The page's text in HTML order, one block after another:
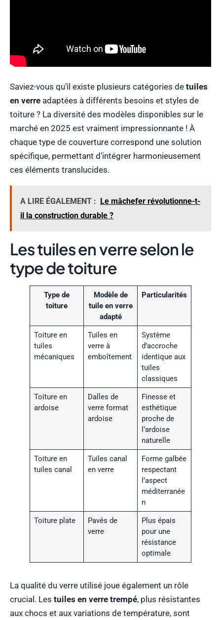
Saviez-vous qu’il existe plusieurs catégories de tuiles
en verre adaptées à différents besoins et styles de
toiture ? La diversité des modèles disponibles sur le
marché en 2025 est vraiment impressionnante ! À
chaque type de couverture correspond une solution
spécifique, permettant d’intégrer harmonieusement
ces éléments translucides.
A LIRE ÉGALEMENT : Le mâchefer révolutionne-t-
il la construction durable ?
Les tuiles en verre selon le
type de toiture
Type de
toiture
Modèle de
tuile en verre
adapté
Particularités
Toiture en
tuiles
mécaniques
Tuiles en
verre à
emboîtement
Système
d’accroche
identique aux
tuiles
classiques
Toiture en
ardoise
Dalles de
verre format
ardoise
Finesse et
esthétique
proche de
l’ardoise
naturelle
Toiture en
tuiles canal
Tuiles canal
en verre
Forme galbée
respectant
l’aspect
méditerranée
n
Toiture plate
Pavés de
verre
Plus épais
pour une
résistance
optimale
La qualité du verre utilisé joue également un rôle
crucial. Les tuiles en verre trempé, plus résistantes
aux chocs et aux variations de température, sont